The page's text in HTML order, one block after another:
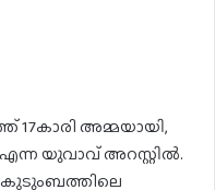
17കാരി അമ്മയായി,
യുവാവ് അറസ്റ്റിൽ.
കുടുംബത്തിലെ